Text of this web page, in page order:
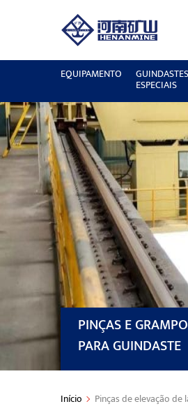
EQUIPAMENTO GUINDASTES
ESPECIAIS
PINÇAS E
PARA GUINDASTE
Início Pinças de elevação